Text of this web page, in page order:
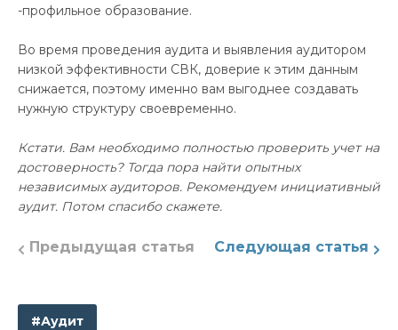
-профильное образование.
Во время проведения аудита и выявления аудитором
низкой эффективности СВК, доверие к этим данным
снижается, поэтому именно вам выгоднее создавать
нужную структуру своевременно.
Кстати. Вам необходимо полностью проверить учет на
достоверность? Тогда пора найти опытных
независимых аудиторов. Рекомендуем инициативный
аудит. Потом спасибо скажете.
Предыдущая статья Следующая статья
#Аудит